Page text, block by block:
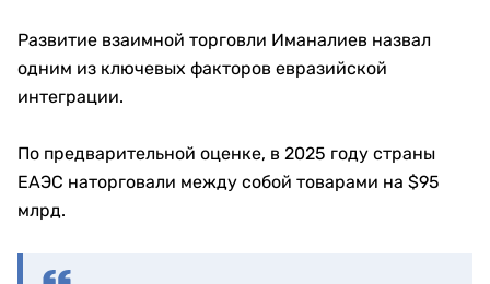
Развитие взаимной торговли Иманалиев назвал
одним из ключевых факторов евразийской
интеграции.
По предварительной оценке, в 2025 году страны
ЕАЭС наторговали между собой товарами на $95
млрд.